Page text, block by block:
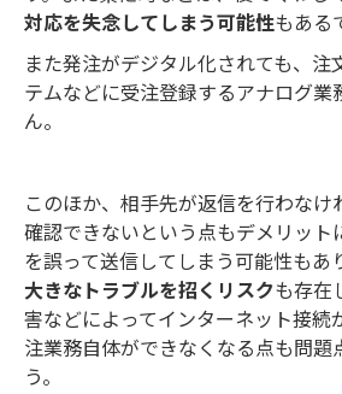
対応を失念してしまう可能性もある
また発注がデジタル化されても、注
テムなどに受注登録するアナログ業
ん。
このほか、相手先が返信を行わなけ
確認できないという点もデメリット
を誤って送信してしまう可能性もあり
大きなトラブルを招くリスクも存在
害などによってインターネット接続
注業務自体ができなくなる点も問題
う。